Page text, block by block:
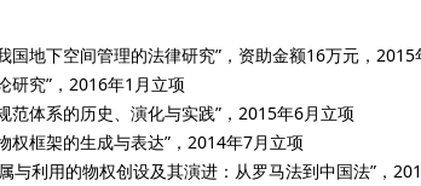
地下空间管理的法律研究”，资助金额16万元，2015
研究”，2016年1月立项
体系的历史、演化与实践”，2015年6月立项
权框架的生成与表达”，2014年7月立项
利用的物权创设及其演进：从罗马法到中国法”，